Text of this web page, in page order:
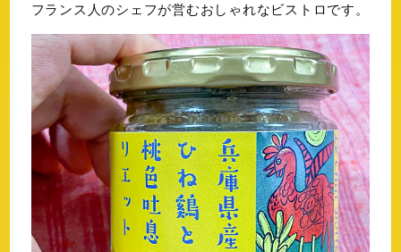
フランス人のシェフが営むおしゃれなビストロです。